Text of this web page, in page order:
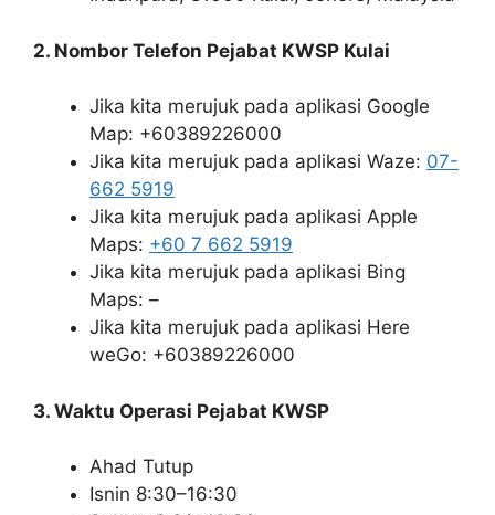
2. Nombor Telefon Pejabat KWSP Kulai
Jika kita merujuk pada aplikasi Google
Map: +60389226000
Jika kita merujuk pada aplikasi Waze: 07-
662 5919
Jika kita merujuk pada aplikasi Apple
Maps: +60 7 662 5919
Jika kita merujuk pada aplikasi Bing
Maps: –
Jika kita merujuk pada aplikasi Here
weGo: +60389226000
3. Waktu Operasi Pejabat KWSP
Ahad Tutup
Isnin 8:30–16:30